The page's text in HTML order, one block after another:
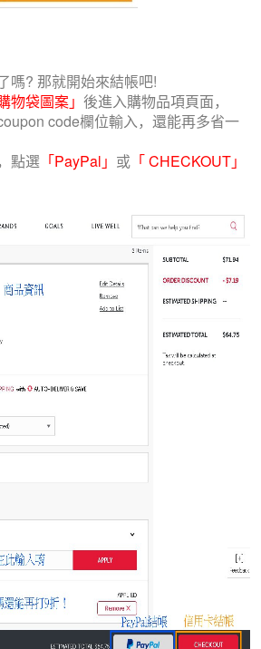
嗎? 那就開始來結帳吧!
物袋圖案」 後進入購物品項頁面，
code欄位輸入，還能再多省一
點選 「PayPal」 或 「 CHECKOUT」